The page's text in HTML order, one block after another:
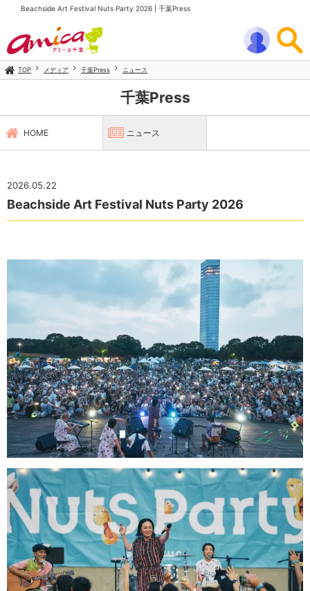
Beachside Art Festival Nuts Party 2026 | 千葉Press
TOP メディア 千葉Press ニュース
千葉Press
HOME ニュース
2026.05.22
Beachside Art Festival Nuts Party 2026